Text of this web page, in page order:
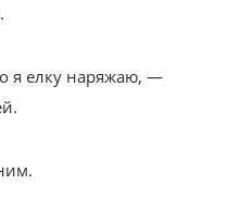
я елку наряжаю, —